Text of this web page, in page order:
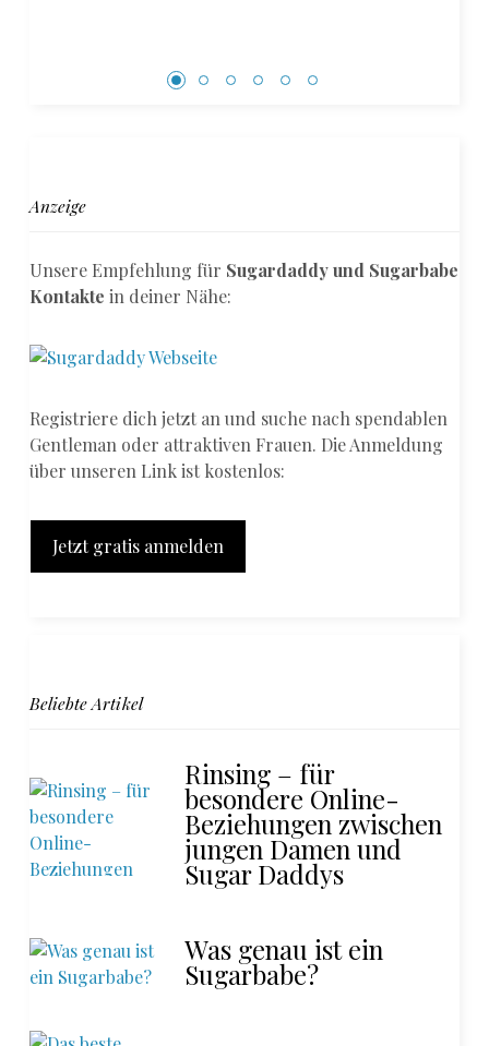
Anzeige
Unsere Empfehlung für Sugardaddy und Sugarbabe
Kontakte in deiner Nähe:
Registriere dich jetzt an und suche nach spendablen
Gentleman oder attraktiven Frauen. Die Anmeldung
über unseren Link ist kostenlos:
Jetzt gratis anmelden
Beliebte Artikel
Rinsing – für
besondere Online-
Beziehungen zwischen
jungen Damen und
Sugar Daddys
Was genau ist ein
Sugarbabe?